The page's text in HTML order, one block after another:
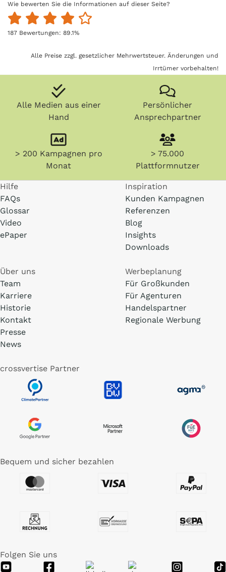
Wie bewerten Sie die Informationen auf dieser Seite?
187 Bewertungen: 89.1%
Alle Preise zzgl. gesetzlicher Mehrwertsteuer. Änderungen und
Irrtümer vorbehalten!
Alle Medien aus einer
Hand
Persönlicher
Ansprechpartner
> 200 Kampagnen pro
Monat
> 75.000
Plattformnutzer
Hilfe
FAQs
Glossar
Video
ePaper
Inspiration
Kunden Kampagnen
Referenzen
Blog
Insights
Downloads
Über uns
Team
Karriere
Historie
Kontakt
Presse
News
Werbeplanung
Für Großkunden
Für Agenturen
Handelspartner
Regionale Werbung
crossvertise Partner
Bequem und sicher bezahlen
Folgen Sie uns